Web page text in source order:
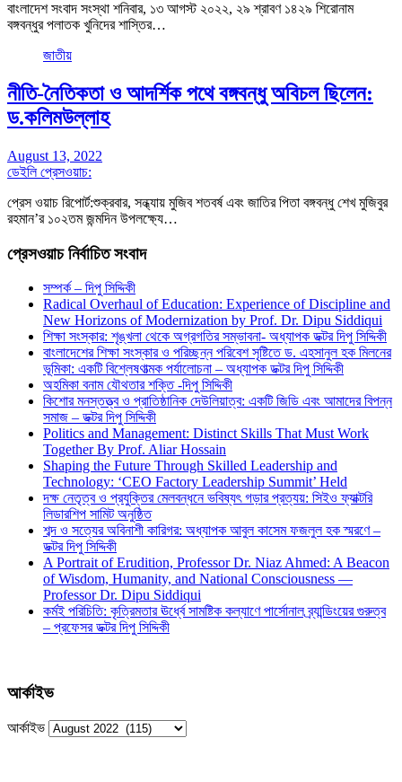
বাংলাদেশ সংবাদ সংস্থা শনিবার, ১৩ আগস্ট ২০২২, ২৯ শ্রাবণ ১৪২৯ শিরোনাম
বঙ্গবন্ধুর পলাতক খুনিদের শাস্তির…
জাতীয়
নীতি-নৈতিকতা ও আদর্শিক পথে বঙ্গবন্ধু অবিচল ছিলেন:
ড.কলিমউল্লাহ
August 13, 2022
ডেইলি প্রেসওয়াচ:
প্রেস ওয়াচ রিপোর্ট:শুক্রবার, সন্ধ্যায় মুজিব শতবর্ষ এবং জাতির পিতা বঙ্গবন্ধু শেখ মুজিবুর
রহমান’র ১০২তম জন্মদিন উপলক্ষ্যে…
প্রেসওয়াচ নির্বাচিত সংবাদ
সম্পর্ক – দিপু সিদ্দিকী
Radical Overhaul of Education: Experience of Discipline and
New Horizons of Modernization by Prof. Dr. Dipu Siddiqui
শিক্ষা সংস্কার: শৃঙ্খলা থেকে অগ্রগতির সম্ভাবনা- অধ্যাপক ডক্টর দিপু সিদ্দিকী
বাংলাদেশের শিক্ষা সংস্কার ও পরিচ্ছন্ন পরিবেশ সৃষ্টিতে ড. এহসানুল হক মিলনের
ভূমিকা: একটি বিশ্লেষণাত্মক পর্যালোচনা – অধ্যাপক ডক্টর দিপু সিদ্দিকী
অহমিকা বনাম যৌথতার শক্তি -দিপু সিদ্দিকী
কিশোর মনস্তত্ত্ব ও প্রাতিষ্ঠানিক দেউলিয়াত্ব: একটি জিডি এবং আমাদের বিপন্ন
সমাজ – ডক্টর দিপু সিদ্দিকী
Politics and Management: Distinct Skills That Must Work
Together By Prof. Aliar Hossain
Shaping the Future Through Skilled Leadership and
Technology: ‘CEO Factory Leadership Summit’ Held
দক্ষ নেতৃত্ব ও প্রযুক্তির মেলবন্ধনে ভবিষ্যৎ গড়ার প্রত্যয়: সিইও ফ্যাক্টরি
লিডারশিপ সামিট অনুষ্ঠিত
শব্দ ও সত্যের অবিনাশী কারিগর: অধ্যাপক আবুল কাসেম ফজলুল হক স্মরণে –
ডক্টর দিপু সিদ্দিকী
A Portrait of Erudition, Professor Dr. Niaz Ahmed: A Beacon
of Wisdom, Humanity, and National Consciousness —
Professor Dr. Dipu Siddiqui
কর্মই পরিচিতি: কৃত্রিমতার ঊর্ধ্বে সামষ্টিক কল্যাণে পার্সোনাল ব্র্যান্ডিংয়ের গুরুত্ব
– প্রফেসর ডক্টর দিপু সিদ্দিকী
আর্কাইভ
আর্কাইভ